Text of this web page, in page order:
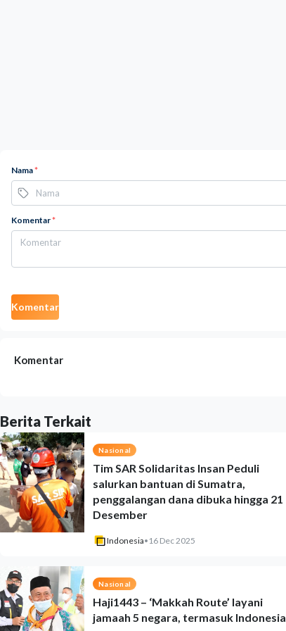
Nama*
Komentar*
Komentar
Komentar
Berita Terkait
Nasional
Tim SAR Solidaritas Insan Peduli
salurkan bantuan di Sumatra,
penggalangan dana dibuka hingga 21
Desember
Indonesia• 16 Dec 2025
Nasional
Haji1443 – ‘Makkah Route’ layani
jamaah 5 negara, termasuk Indonesia